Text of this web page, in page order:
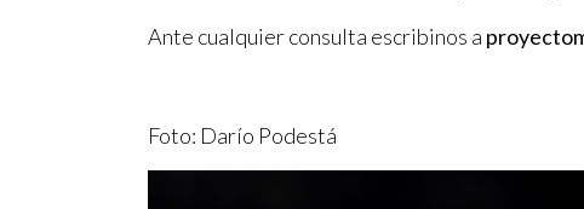
Ante cualquier consulta escribinos a
Foto: Darío Podestá